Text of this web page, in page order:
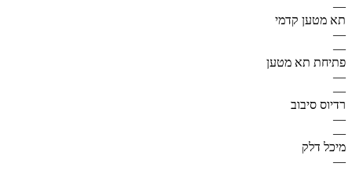
—
תא מטען קדמי
—
—
פתיחת תא מטען
—
—
רדיוס סיבוב
—
—
מיכל דלק
—